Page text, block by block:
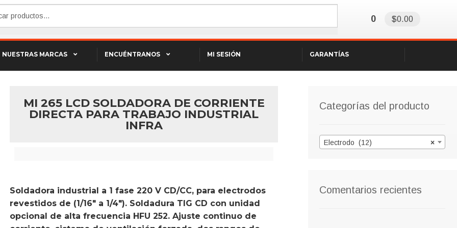
0 $0.00
NUESTRAS MARCAS ENCUÉNTRANOS MI SESIÓN GARANTÍAS
MI 265 LCD SOLDADORA DE CORRIENTE
DIRECTA PARA TRABAJO INDUSTRIAL
INFRA
Soldadora industrial a 1 fase 220 V CD/CC, para electrodos
revestidos de (1/16″ a 1/4″). Soldadura TIG CD con unidad
opcional de alta frecuencia HFU 252. Ajuste continuo de
Categorías del producto
×
Electrodo (12)
Comentarios recientes